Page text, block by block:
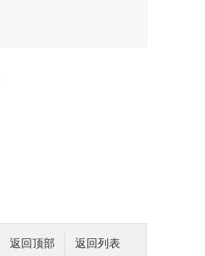
返回列表
返回顶部